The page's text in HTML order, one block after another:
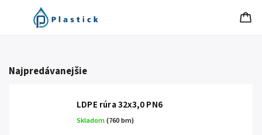
Najpredávanejšie
LDPE rúra 32x3,0 PN6
Skladom(760 bm)